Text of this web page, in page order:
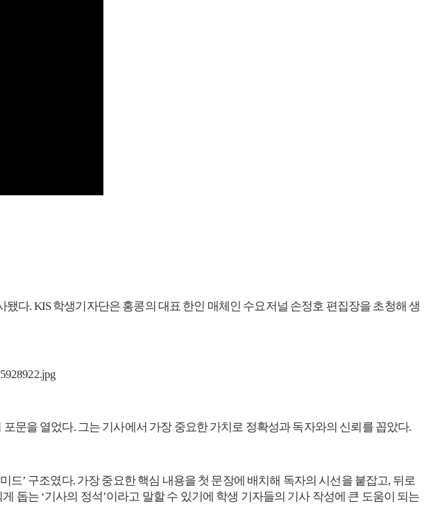
다. KIS 학생기자단은 홍콩의 대표 한인 매체인 수요저널 손정호 편집장을 초청해 생
문을 열었다. 그는 기사에서 가장 중요한 가치로 정확성과 독자와의 신뢰를 꼽았다.
’ 구조였다. 가장 중요한 핵심 내용을 첫 문장에 배치해 독자의 시선을 붙잡고, 뒤로
돕는 ‘기사의 정석’이라고 말할 수 있기에 학생 기자들의 기사 작성에 큰 도움이 되는